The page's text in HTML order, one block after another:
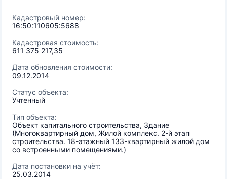
Кадастровый номер:
16:50:110605:5688
Кадастровая стоимость:
611 375 217,35
Дата обновления стоимости:
09.12.2014
Статус объекта:
Учтенный
Тип объекта:
Объект капитального строительства, Здание
(Многоквартирный дом, Жилой комплекс. 2-й этап
строительства. 18-этажный 133-квартирный жилой дом
со встроенными помещениями.)
Дата постановки на учёт:
25.03.2014